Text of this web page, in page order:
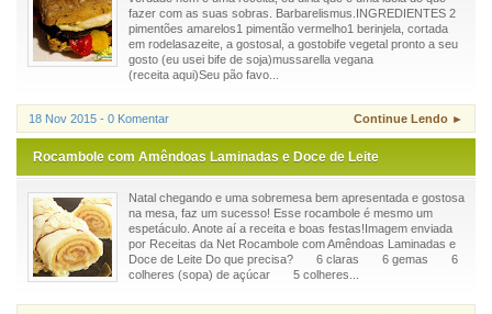
fazer com as suas sobras. Barbarelismus.INGREDIENTES 2
pimentões amarelos1 pimentão vermelho1 berinjela, cortada
em rodelasazeite, a gostosal, a gostobife vegetal pronto a seu
gosto (eu usei bife de soja)mussarella vegana
(receita aqui)Seu pão favo...
18 Nov 2015 - 0 Komentar Continue Lendo ►
Rocambole com Amêndoas Laminadas e Doce de Leite
Natal chegando e uma sobremesa bem apresentada e gostosa
na mesa, faz um sucesso! Esse rocambole é mesmo um
espetáculo. Anote aí a receita e boas festas!Imagem enviada
por Receitas da Net Rocambole com Amêndoas Laminadas e
Doce de Leite Do que precisa? 6 claras 6 gemas 6
colheres (sopa) de açúcar 5 colheres...